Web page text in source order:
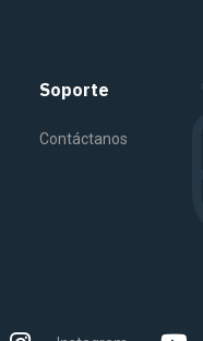
Soporte
Contáctanos